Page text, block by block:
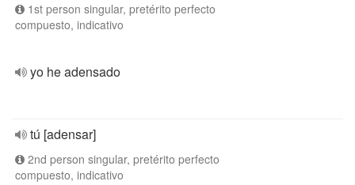
1st person singular, pretérito perfecto
compuesto, indicativo
yo he adensado
tú [adensar]
2nd person singular, pretérito perfecto
compuesto, indicativo